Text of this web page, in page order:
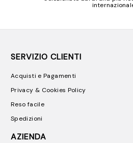
SERVIZIO CLIENTI
Acquisti e Pagamenti
Privacy & Cookies Policy
Reso facile
Spedizioni
AZIENDA